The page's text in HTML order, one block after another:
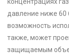
давление ниже 60
возможность
также, может
защищаемым